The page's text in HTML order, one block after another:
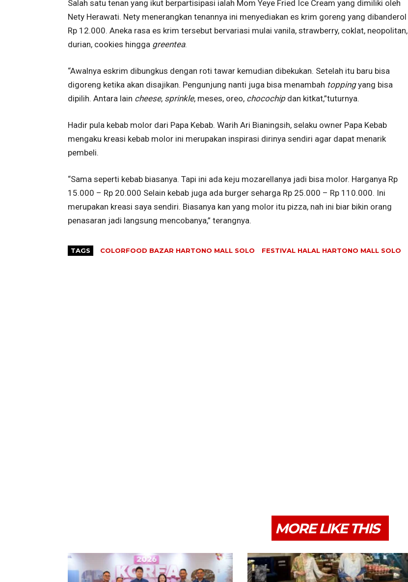
Salah satu tenan yang ikut berpartisipasi ialah Mom Yeye Fried Ice Cream yang dimiliki oleh
Nety Herawati. Nety menerangkan tenannya ini menyediakan es krim goreng yang dibanderol
Rp 12.000. Aneka rasa es krim tersebut bervariasi mulai vanila, strawberry, coklat, neopolitan,
durian, cookies hingga greentea.
“Awalnya eskrim dibungkus dengan roti tawar kemudian dibekukan. Setelah itu baru bisa
digoreng ketika akan disajikan. Pengunjung nanti juga bisa menambah toppingyang bisa
dipilih. Antara lain cheese, sprinkle, meses, oreo, chocochipdan kitkat,”tuturnya.
Hadir pula kebab molor dari Papa Kebab. Warih Ari Bianingsih, selaku owner Papa Kebab
mengaku kreasi kebab molor ini merupakan inspirasi dirinya sendiri agar dapat menarik
pembeli.
“Sama seperti kebab biasanya. Tapi ini ada keju mozarellanya jadi bisa molor. Harganya Rp
15.000 – Rp 20.000 Selain kebab juga ada burger seharga Rp 25.000 – Rp 110.000. Ini
merupakan kreasi saya sendiri. Biasanya kan yang molor itu pizza, nah ini biar bikin orang
penasaran jadi langsung mencobanya,” terangnya.
TAGS COLORFOOD BAZAR HARTONO MALL SOLO FESTIVAL HALAL HARTONO MALL SOLO
MORE LIKE THIS